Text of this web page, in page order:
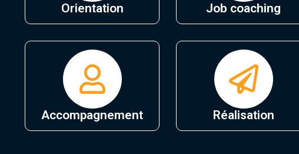
Orientation Job coaching
Accompagnement Réalisation